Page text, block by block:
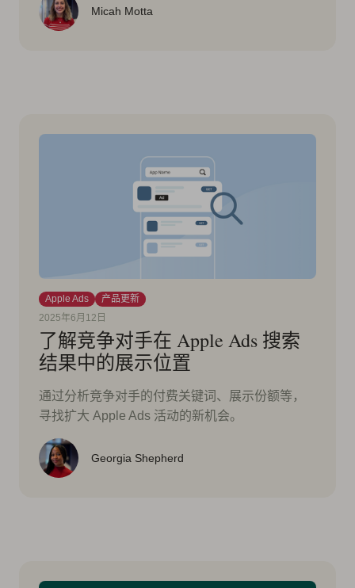
Micah Motta
Apple Ads
产品更新
2025年6月12日
了解竞争对手在 Apple Ads 搜索
结果中的展示位置
通过分析竞争对手的付费关键词、展示份额等，
寻找扩大 Apple Ads 活动的新机会。
Georgia Shepherd